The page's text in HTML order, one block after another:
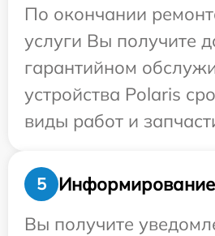
По окончании
услуги Вы получите
гарантийном
устройства Polaris
виды работ и
5
Информирование
Вы получите